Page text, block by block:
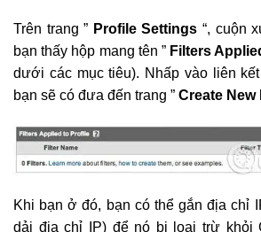
Trên trang ” Profile Settings“, cuộn
bạn thấy hộp mang tên ” Filters
dưới các mục tiêu). Nhấp vào liên kết
bạn sẽ có đưa đến trang ” Create New
Khi bạn ở đó, bạn có thể gắn địa chỉ
dải địa chỉ IP) để nó bị loại trừ khỏi